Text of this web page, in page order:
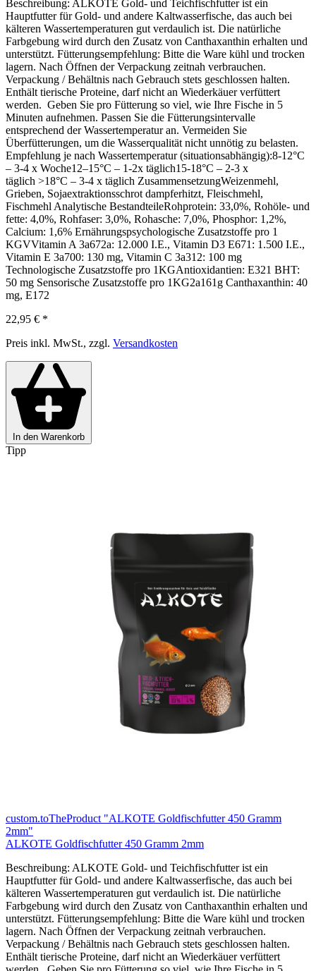
Beschreibung: ALKOTE Gold- und Teichfischfutter ist ein
Hauptfutter für Gold- und andere Kaltwasserfische, das auch bei
kälteren Wassertemperaturen gut verdaulich ist. Die natürliche
Farbgebung wird durch den Zusatz von Canthaxanthin erhalten und
unterstützt. Fütterungsempfehlung: Bitte die Ware kühl und trocken
lagern. Nach Öffnen der Verpackung zeitnah verbrauchen.
Verpackung / Behältnis nach Gebrauch stets geschlossen halten.
Enthält tierische Proteine, darf nicht an Wiederkäuer verfüttert
werden. Geben Sie pro Fütterung so viel, wie Ihre Fische in 5
Minuten aufnehmen. Passen Sie die Fütterungsintervalle
entsprechend der Wassertemperatur an. Vermeiden Sie
Überfütterungen, um die Wasserqualität nicht unnötig zu belasten.
Empfehlung je nach Wassertemperatur (situationsabhängig):8-12°C
– 3-4 x Woche12–15°C – 1-2x täglich15-18°C – 2-3 x
täglich >18°C – 3-4 x täglich ZusammensetzungWeizenmehl,
Grieben, Sojaextraktionsschrot dampferhitzt, Fleischmehl,
Fischmehl Analytische BestandteileRohprotein: 33,0%, Rohöle- und
fette: 4,0%, Rohfaser: 3,0%, Rohasche: 7,0%, Phosphor: 1,2%,
Calcium: 1,6% Ernährungspsychologische Zusatzstoffe pro 1
KGVVitamin A 3a672a: 12.000 I.E., Vitamin D3 E671: 1.500 I.E.,
Vitamin E 3a700: 130 mg, Vitamin C 3a312: 100 mg
Technologische Zusatzstoffe pro 1KGAntioxidantien: E321 BHT:
50 mg Sensorische Zusatzstoffe pro 1KG2a161g Canthaxanthin: 40
mg, E172
22,95 € *
Preis inkl. MwSt., zzgl. Versandkosten
In den Warenkorb
Tipp
custom.toTheProduct "ALKOTE Goldfischfutter 450 Gramm
2mm"
ALKOTE Goldfischfutter 450 Gramm 2mm
Beschreibung: ALKOTE Gold- und Teichfischfutter ist ein
Hauptfutter für Gold- und andere Kaltwasserfische, das auch bei
kälteren Wassertemperaturen gut verdaulich ist. Die natürliche
Farbgebung wird durch den Zusatz von Canthaxanthin erhalten und
unterstützt. Fütterungsempfehlung: Bitte die Ware kühl und trocken
lagern. Nach Öffnen der Verpackung zeitnah verbrauchen.
Verpackung / Behältnis nach Gebrauch stets geschlossen halten.
Enthält tierische Proteine, darf nicht an Wiederkäuer verfüttert